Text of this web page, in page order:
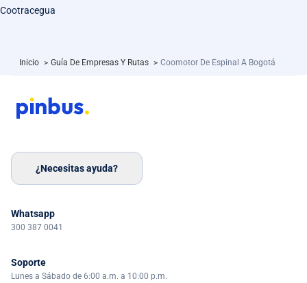
Cootracegua
Inicio > Guía De Empresas Y Rutas > Coomotor De Espinal A Bogotá
¿Necesitas ayuda?
Whatsapp
300 387 0041
Soporte
Lunes a Sábado de 6:00 a.m. a 10:00 p.m.